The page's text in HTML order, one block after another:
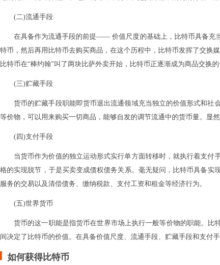
(二)流通手段
在具备作为流通手段的前提—— 价值尺度的基础上，比特币具备充
特币，然后再用比特币去购买商品，在这个历程中，比特币发挥了交换
比特币在“棒约翰”叫了两块比萨外卖开始，比特币正逐渐成为商品交换
(三)贮藏手段
货币的贮藏手段职能即货币退出流通领域充当独立的价值形式和
等价物，可以用来购买一切商品，能够自发的调节流通中的货币量。显
(四)支付手段
当货币作为价值的独立运动形式实行单方面转移时，就执行着支
格的实现脱节，于是买卖变成债权债务关系。毫无疑问，比特币具备
服务的交易以及清偿债务、缴纳税款、支付工资和租金等经济行为。
(五)世界货币
货币的这一职能是指货币在世界市场上执行一般等价物的职能。
间决定了比特币的价值。在具备价值尺度、流通手段、贮藏手段和支付
如何获得比特币